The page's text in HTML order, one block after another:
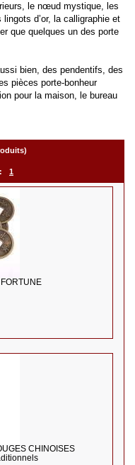
le nœud mystique, les
d’or, la calligraphie et
que quelques un des porte
bien, des pendentifs, des
pièces porte-bonheur
pour la maison, le bureau
1
CHINOISES